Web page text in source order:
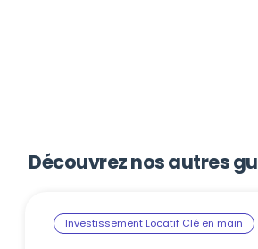
Découvrez nos autres
Investissement Locatif Clé en main